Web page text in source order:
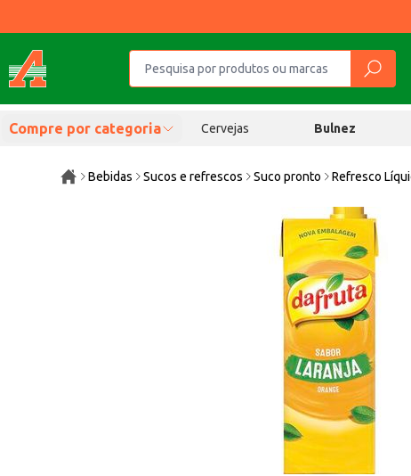
Compre por categoria Cervejas Bulnez
Bebidas Sucos e refrescos Suco pronto Refresco